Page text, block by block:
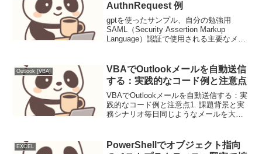
AuthnRequest 例
gptを使ったサンプル、自分の勉強用
SAML（Security Assertion Markup
Language）認証で使用される主要なメッ
セージで、ユー...
Outlook [VBA]
VBAでOutlookメールを自動送信
する：実践的なコード例と注意点
VBAでOutlookメールを自動送信する：実
践的なコード例と注意点1. 課題背景と実
務シナリオ毎日同じようなメールを大量
を浪費します。VBAでOutlookメールの
EXCEL
PowerShellでオブジェクト指向